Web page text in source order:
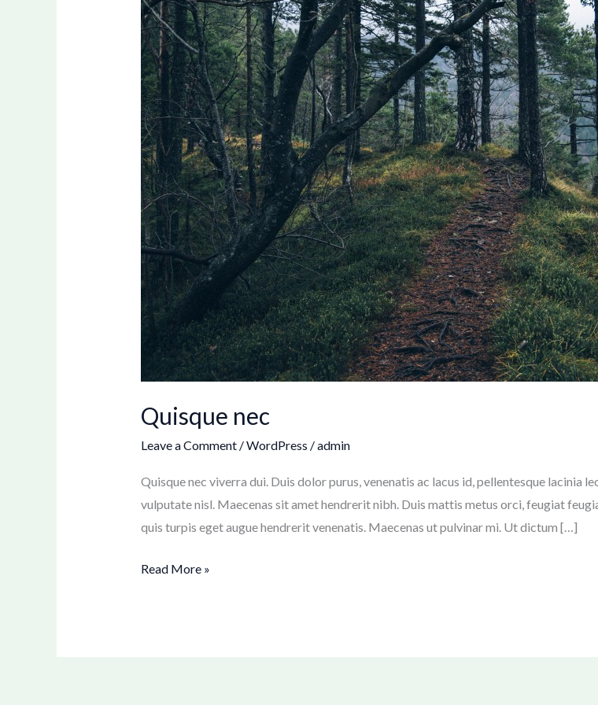
Quisque nec
Leave a Comment /WordPress /admin
Quisque nec viverra dui. Duis dolor purus, venenatis ac lacus id, pellentesque lacinia
vulputate nisl. Maecenas sit amet hendrerit nibh. Duis mattis metus orci, feugiat
quis turpis eget augue hendrerit venenatis. Maecenas ut pulvinar mi. Ut dictum […]
Read More »